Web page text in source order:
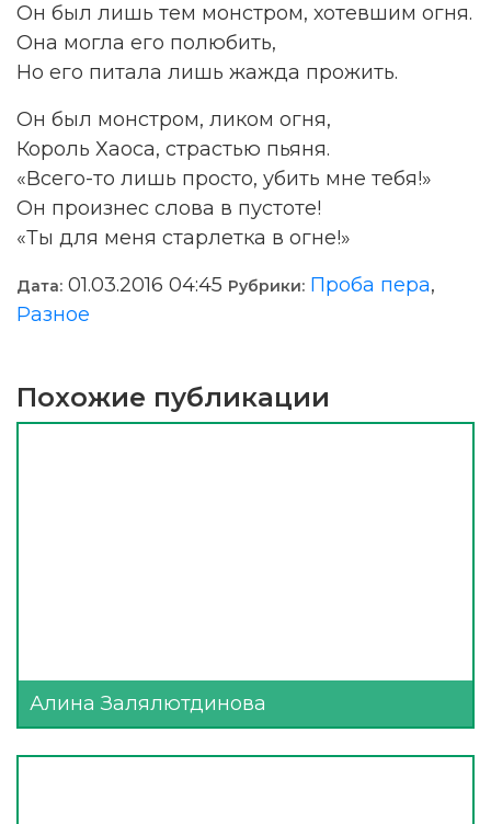
Он был лишь тем монстром, хотевшим огня.
Она могла его полюбить,
Но его питала лишь жажда прожить.
Он был монстром, ликом огня,
Король Хаоса, страстью пьяня.
«Всего-то лишь просто, убить мне тебя!»
Он произнес слова в пустоте!
«Ты для меня старлетка в огне!»
Дата: 01.03.2016 04:45 Рубрики: Проба пера,
Разное
Похожие публикации
Алина Залялютдинова